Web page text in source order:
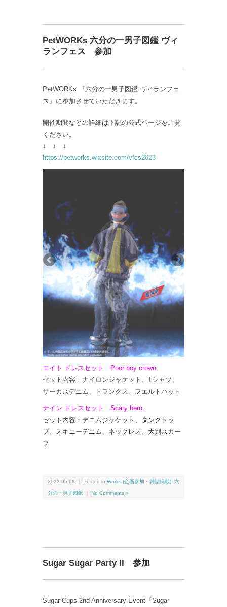
PetWORKs 六分の一男子図鑑 ヴィ
ランフェス 参加
PetWORKs 『六分の一男子図鑑 ヴィランフェ
ス』に参加させていただきます。
開催期間などの詳細は下記の公式ページをご覧
ください。
↓ ↓ ↓
https://petworks.wixsite.com/vfes2023
エイト ドレスセット Poor boy crown.
セット内容：ナイロンジャケット、Tシャツ、
サーカスデニム、
トランクス、フエルトハット
ナイン ドレスセット Scary hero.
セット内容：デニムジャケット、タンクトッ
プ、スキニーデニム、 ネックレス、大判スカー
フ
2023-05-08 ｜ Posted in Works (企画参加・雑誌掲載), 六
分の一男子図鑑 No Comments »
Sugar Sugar Party II 参加
Sugar Cups 2nd Anniversary Event『Sugar